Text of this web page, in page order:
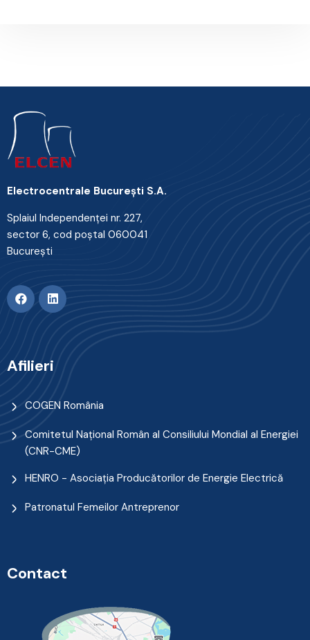
Electrocentrale Bucureşti S.A.
Splaiul Independenţei nr. 227,
sector 6, cod poştal 060041
Bucureşti
Afilieri
COGEN România
Comitetul Naţional Român al Consiliului Mondial al Energiei
(CNR-CME)
HENRO - Asociația Producătorilor de Energie Electrică
Patronatul Femeilor Antreprenor
Contact